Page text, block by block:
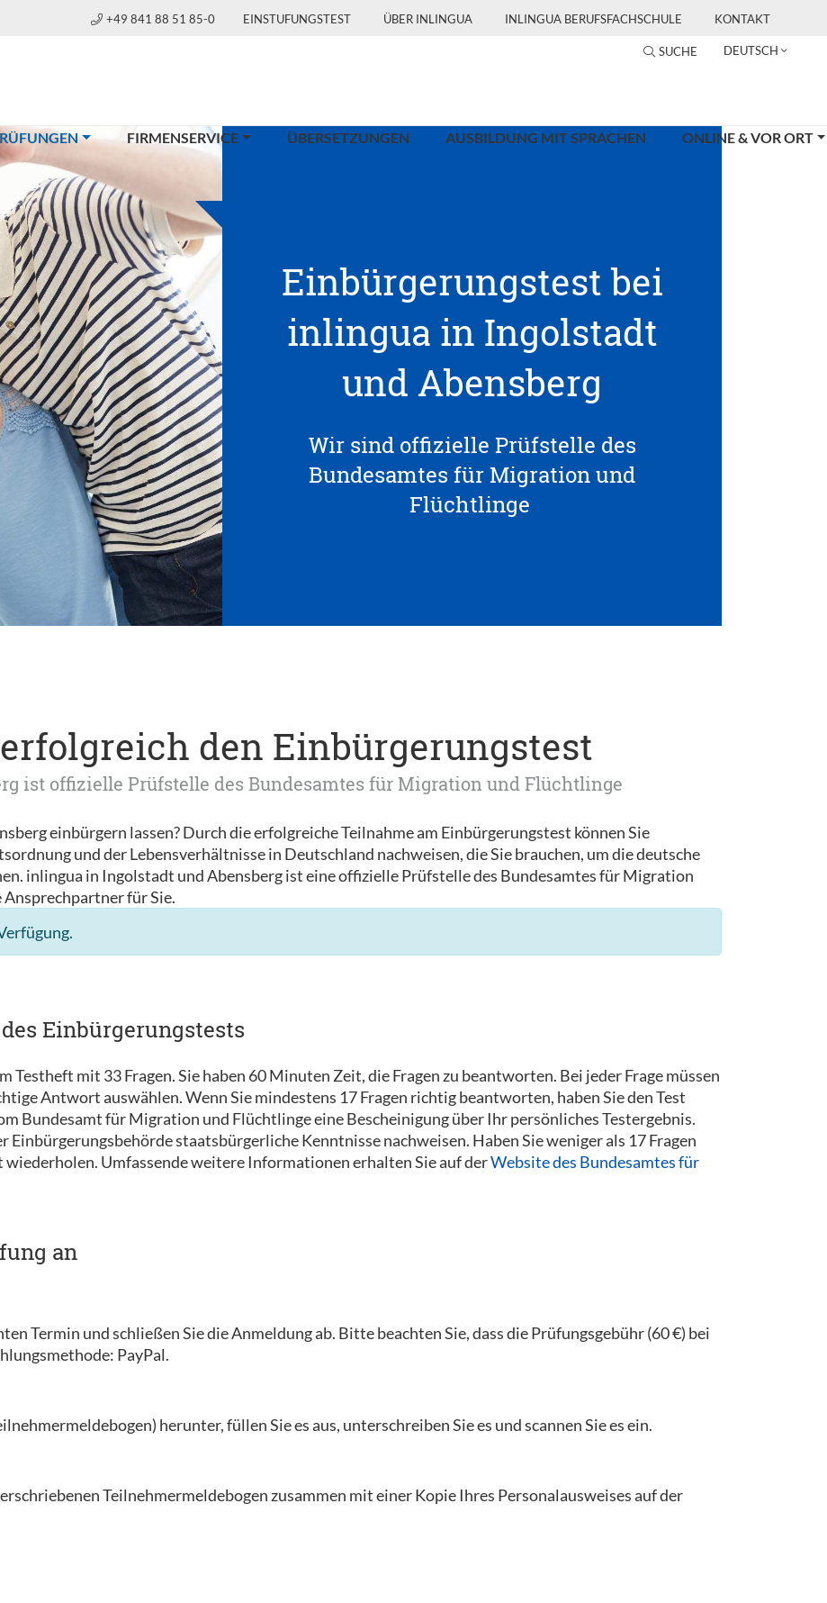
+49 841 88 51 85-0 EINSTUFUNGSTEST ÜBER INLINGUA INLINGUA BERUFSFACHSCHULE KONTAKT
SUCHE DEUTSCH
(CURRENT)FIRMENSERVICE ÜBERSETZUNGEN AUSBILDUNG MIT SPRACHEN ONLINE & VOR ORT
Einbürgerungstest bei
inlingua in Ingolstadt
und Abensberg
Wir sind offizielle Prüfstelle des
Bundesamtes für Migration und
Flüchtlinge
den Einbürgerungstest
ist offizielle Prüfstelle des Bundesamtes für Migration und Flüchtlinge
einbürgern lassen? Durch die erfolgreiche Teilnahme am Einbürgerungstest können Sie
und der Lebensverhältnisse in Deutschland nachweisen, die Sie brauchen, um die deutsche
inlingua in Ingolstadt und Abensberg ist eine offizielle Prüfstelle des Bundesamtes für Migration
für Sie.
Einbürgerungstests
Testheft mit 33 Fragen. Sie haben 60 Minuten Zeit, die Fragen zu beantworten. Bei jeder Frage müssen
Antwort auswählen. Wenn Sie mindestens 17 Fragen richtig beantworten, haben Sie den Test
Bundesamt für Migration und Flüchtlinge eine Bescheinigung über Ihr persönliches Testergebnis.
Einbürgerungsbehörde staatsbürgerliche Kenntnisse nachweisen. Haben Sie weniger als 17 Fragen
Umfassende weitere Informationen erhalten Sie auf derWebsite des Bundesamtes für
an
Termin und schließen Sie die Anmeldung ab. Bitte beachten Sie, dass die Prüfungsgebühr (60 €) bei
PayPal.
herunter, füllen Sie es aus, unterschreiben Sie es und scannen Sie es ein.
Teilnehmermeldebogen zusammen mit einer Kopie Ihres Personalausweises auf der